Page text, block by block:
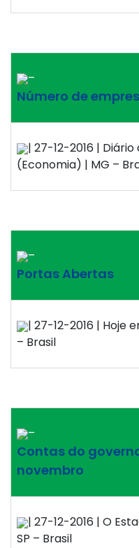
–
Número de
| 27-12-2016 |
(Economia) | MG –
–
Portas Abertas
| 27-12-2016 | Hoje
– Brasil
–
Contas do
novembro
| 27-12-2016 | O
SP – Brasil